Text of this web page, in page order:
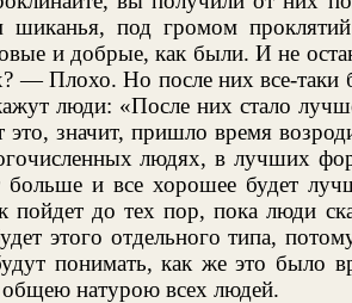
под громом
и добрые, как были. И не
— Плохо. Но после них все-таки
люди: «После них стало
это, значит, пришло время
людях, в лучших
больше и все хорошее будет
пойдет до тех пор, пока люди
этого отдельного типа,
понимать, как же это было
общею натурою всех людей.